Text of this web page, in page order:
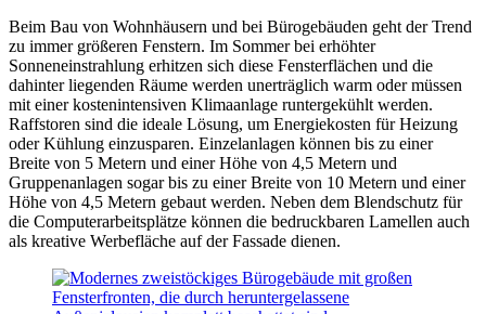
Beim Bau von Wohnhäusern und bei Bürogebäuden geht der Trend
zu immer größeren Fenstern. Im Sommer bei erhöhter
Sonneneinstrahlung erhitzen sich diese Fensterflächen und die
dahinter liegenden Räume werden unerträglich warm oder müssen
mit einer kostenintensiven Klimaanlage runtergekühlt werden.
Raffstoren sind die ideale Lösung, um Energiekosten für Heizung
oder Kühlung einzusparen. Einzelanlagen können bis zu einer
Breite von 5 Metern und einer Höhe von 4,5 Metern und
Gruppenanlagen sogar bis zu einer Breite von 10 Metern und einer
Höhe von 4,5 Metern gebaut werden. Neben dem Blendschutz für
die Computerarbeitsplätze können die bedruckbaren Lamellen auch
als kreative Werbefläche auf der Fassade dienen.